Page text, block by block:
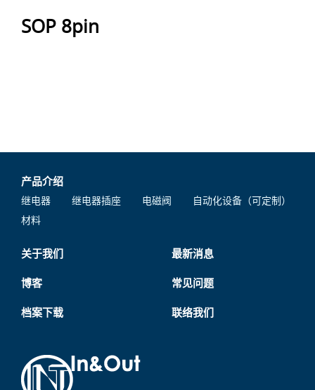
SOP 8pin
产品介绍
继电器 继电器插座 电磁阀
自动化设备（可定制）
材料
关于我们 最新消息
博客 常见问题
档案下载 联络我们